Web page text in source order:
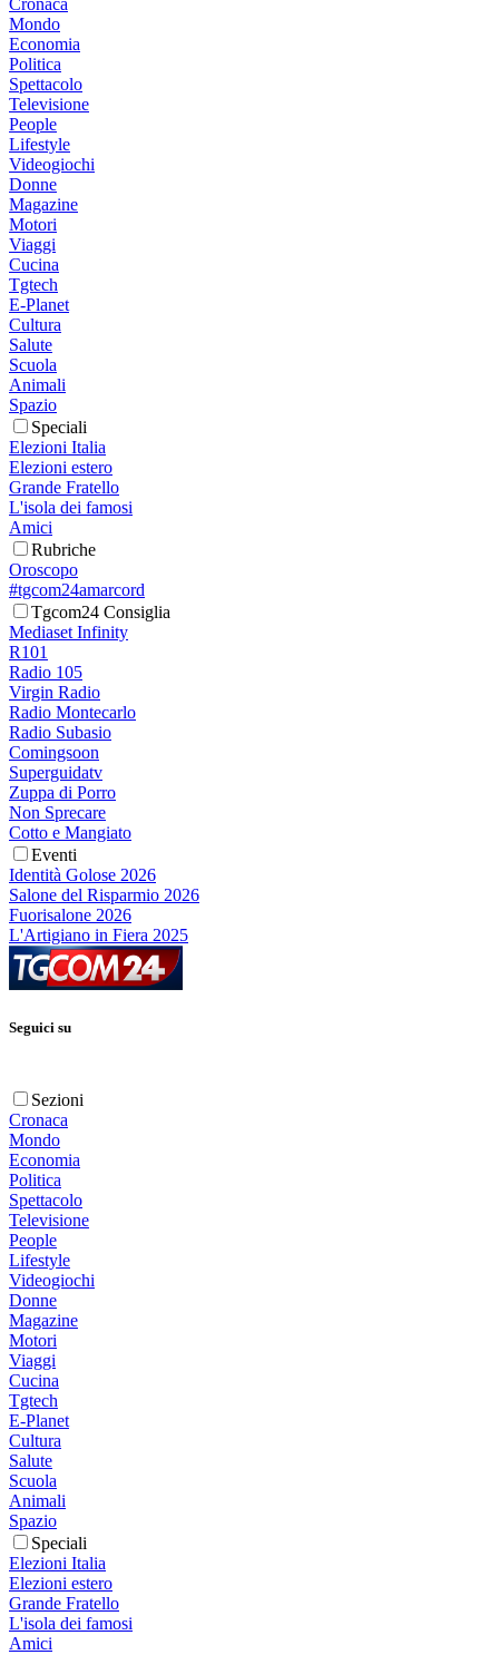
Cronaca
Mondo
Economia
Politica
Spettacolo
Televisione
People
Lifestyle
Videogiochi
Donne
Magazine
Motori
Viaggi
Cucina
Tgtech
E-Planet
Cultura
Salute
Scuola
Animali
Spazio
Speciali
Elezioni Italia
Elezioni estero
Grande Fratello
L'isola dei famosi
Amici
Rubriche
Oroscopo
#tgcom24amarcord
Tgcom24 Consiglia
Mediaset Infinity
R101
Radio 105
Virgin Radio
Radio Montecarlo
Radio Subasio
Comingsoon
Superguidatv
Zuppa di Porro
Non Sprecare
Cotto e Mangiato
Eventi
Identità Golose 2026
Salone del Risparmio 2026
Fuorisalone 2026
L'Artigiano in Fiera 2025
Seguici su
Sezioni
Cronaca
Mondo
Economia
Politica
Spettacolo
Televisione
People
Lifestyle
Videogiochi
Donne
Magazine
Motori
Viaggi
Cucina
Tgtech
E-Planet
Cultura
Salute
Scuola
Animali
Spazio
Speciali
Elezioni Italia
Elezioni estero
Grande Fratello
L'isola dei famosi
Amici